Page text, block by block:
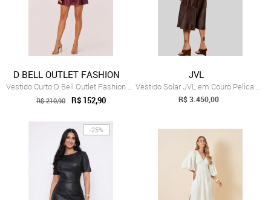
D BELL OUTLET FASHION
Vestido Curto D Bell Outlet Fashion Laç...
R$ 210,90 R$ 152,90
JVL
Vestido Solar JVL em Couro Pelica Marrom
R$ 3.450,00
-25%